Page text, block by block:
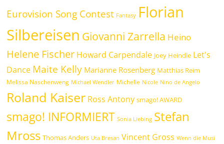
Eurovision Song Contest Fantasy Florian
Silbereisen Giovanni Zarrella Heino
Helene Fischer Howard Carpendale Joey Heindle Let's
Dance Maite Kelly Marianne Rosenberg Matthias Reim
Melissa Naschenweng Michael Wendler Michelle Nicole Nino de Angelo
Roland Kaiser Ross Antony smago! AWARD
smago! INFORMIERT Sonia Liebing Stefan
Mross Thomas Anders Uta Bresan Vincent Gross Wenn die Musi